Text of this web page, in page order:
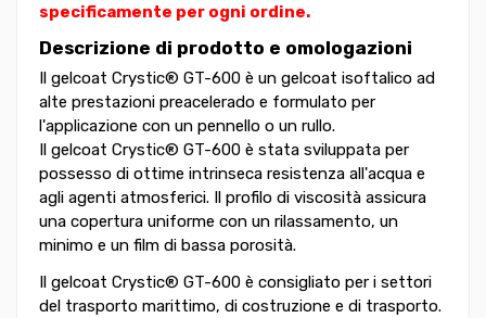
specificamente per ogni ordine.
Descrizione di prodotto e omologazioni
Il gelcoat Crystic® GT-600 è un gelcoat isoftalico ad
alte prestazioni preacelerado e formulato per
l'applicazione con un pennello o un rullo.
Il gelcoat Crystic® GT-600 è stata sviluppata per
possesso di ottime intrinseca resistenza all'acqua e
agli agenti atmosferici. Il profilo di viscosità assicura
una copertura uniforme con un rilassamento, un
minimo e un film di bassa porosità.
Il gelcoat Crystic® GT-600 è consigliato per i settori
del trasporto marittimo, di costruzione e di trasporto.